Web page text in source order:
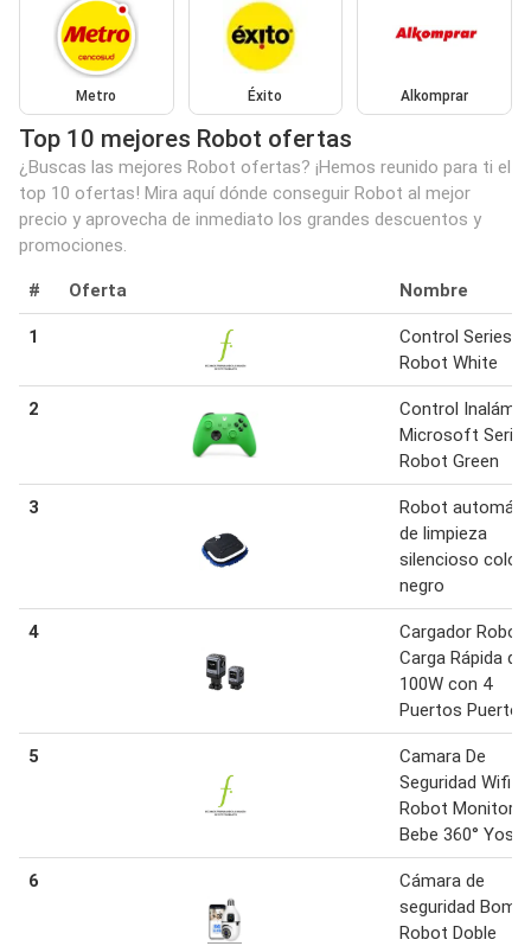
Metro Éxito Alkomprar
Top 10 mejores Robot ofertas
¿Buscas las mejores Robot ofertas? ¡Hemos reunido para ti el
top 10 ofertas! Mira aquí dónde conseguir Robot al mejor
precio y aprovecha de inmediato los grandes descuentos y
promociones.
# Oferta Nombre
1
Control Series
Robot White
2
Control
Microsoft
Robot Green
3
Robot
de limpieza
silencioso color
negro
4
Cargador Robot
Carga Rápida de
100W con 4
Puertos Puertos
5
Camara De
Seguridad Wifi
Robot Monitor
Bebe 360°
6
Cámara de
seguridad
Robot Doble